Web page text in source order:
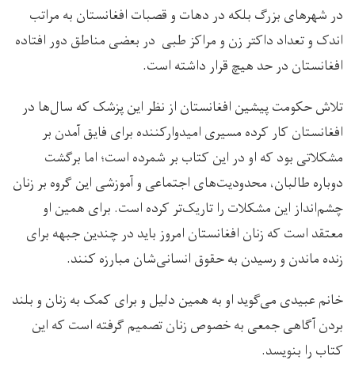
در شهرهای بزرگ بلکه در دهات و‌ قصبات افغانستان به مراتب
اندک و تعداد داکتر زن و مراکز طبی در بعضی مناطق دور افتاده
افغانستان در حد هیچ قرار داشته است.
تلاش حکومت پیشین افغانستان از نظر این پزشک که سال‌ها در
افغانستان کار کرده مسیری امیدوارکننده برای فایق آمدن بر
مشکلاتی بود که او در این کتاب بر شمرده است؛ اما برگشت
دوباره طالبان، محدودیت‌های اجتماعی و آموزشی این گروه بر زنان
چشم‌انداز این مشکلات را تاریک‌تر کرده است. برای همین او
معتقد است که زنان افغانستان امروز باید در چندین جبهه برای
زنده ماندن و رسیدن به حقوق انسانی‌شان مبارزه کنند.
خانم عبیدی می‌گوید او به همین دلیل و برای کمک به زنان و بلند
بردن آگاهی جمعی به خصوص زنان تصمیم گرفته است که این
کتاب را بنویسد.